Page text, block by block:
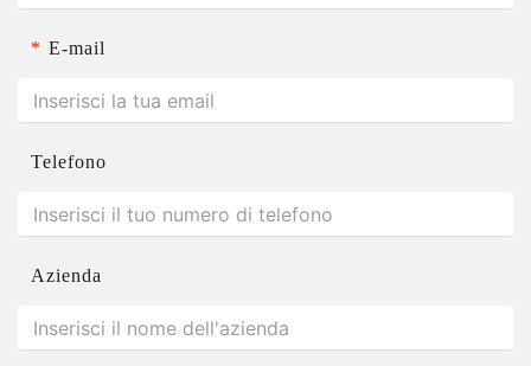
* E-mail
Telefono
Azienda